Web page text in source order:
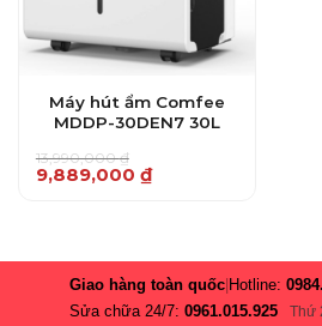
Máy hút ẩm Comfee
MDDP-30DEN7 30L
13,990,000₫
Giá
gốc
9,889,000 ₫
Giá
hiện
Giao hàng toàn quốc Hotline:
Sửa chữa 24/7:0961.015.925 Thứ